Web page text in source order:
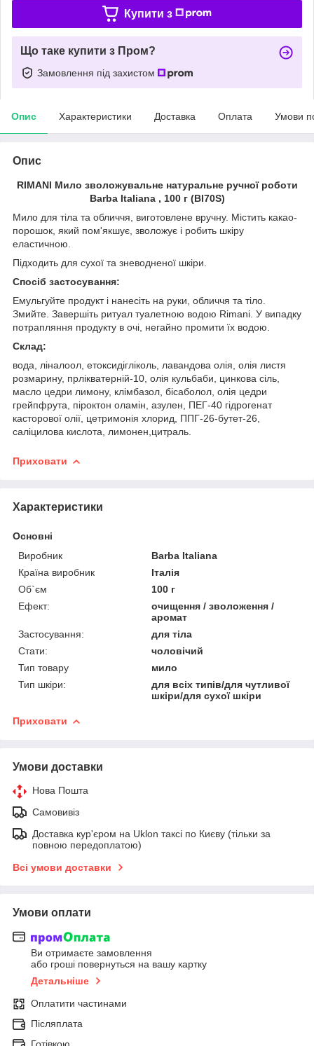
Купити з
Що таке купити з Пром?
Замовлення під захистом
Опис Характеристики Доставка Оплата Умови
Опис
RIMANI Мило зволожувальне натуральне ручної роботи
Barba Italiana , 100 г (BI70S)
Мило для тіла та обличчя, виготовлене вручну. Містить какао-
порошок, який пом'якшує, зволожує і робить шкіру
еластичною.
Підходить для сухої та зневодненої шкіри.
Спосіб застосування:
Емульгуйте продукт і нанесіть на руки, обличчя та тіло.
Змийте. Завершіть ритуал туалетною водою Rimani. У випадку
потрапляння продукту в очі, негайно промити їх водою.
Склад:
вода, ліналоол, етоксидігліколь, лавандова олія, олія листя
розмарину, прлікватерній-10, олія кульбаби, цинкова сіль,
масло цедри лимону, клімбазол, бісаболол, олія цедри
грейпфрута, піроктон оламін, азулен, ПЕГ-40 гідрогенат
касторової олії, цетримонія хлорид, ППГ-26-бутет-26,
саліцилова кислота, лимонен,цитраль.
Приховати
Характеристики
Основні
Виробник
Barba Italiana
Країна виробник
Італія
Об`єм
100 г
Ефект:
очищення / зволоження /
аромат
Застосування:
для тіла
Стати:
чоловічий
Тип товару
мило
Тип шкіри:
для всіх типів/для чутливої
шкіри/для сухої шкіри
Приховати
Умови доставки
Нова Пошта
Самовивіз
Доставка кур'єром на Uklon таксі по Києву (тільки за
повною передоплатою)
Всі умови доставки
Умови оплати
Ви отримаєте замовлення
або гроші повернуться на вашу картку
Детальніше
Оплатити частинами
Післяплата